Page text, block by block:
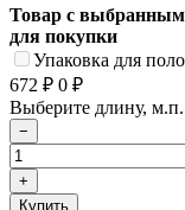
Товар с выбранным
для покупки
Упаковка для
672 ₽ 0 ₽
Выберите длину,